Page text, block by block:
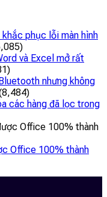
khắc phục lỗi màn hình
và Excel mở rất
nhưng không
các hàng đã lọc trong
Office 100% thành